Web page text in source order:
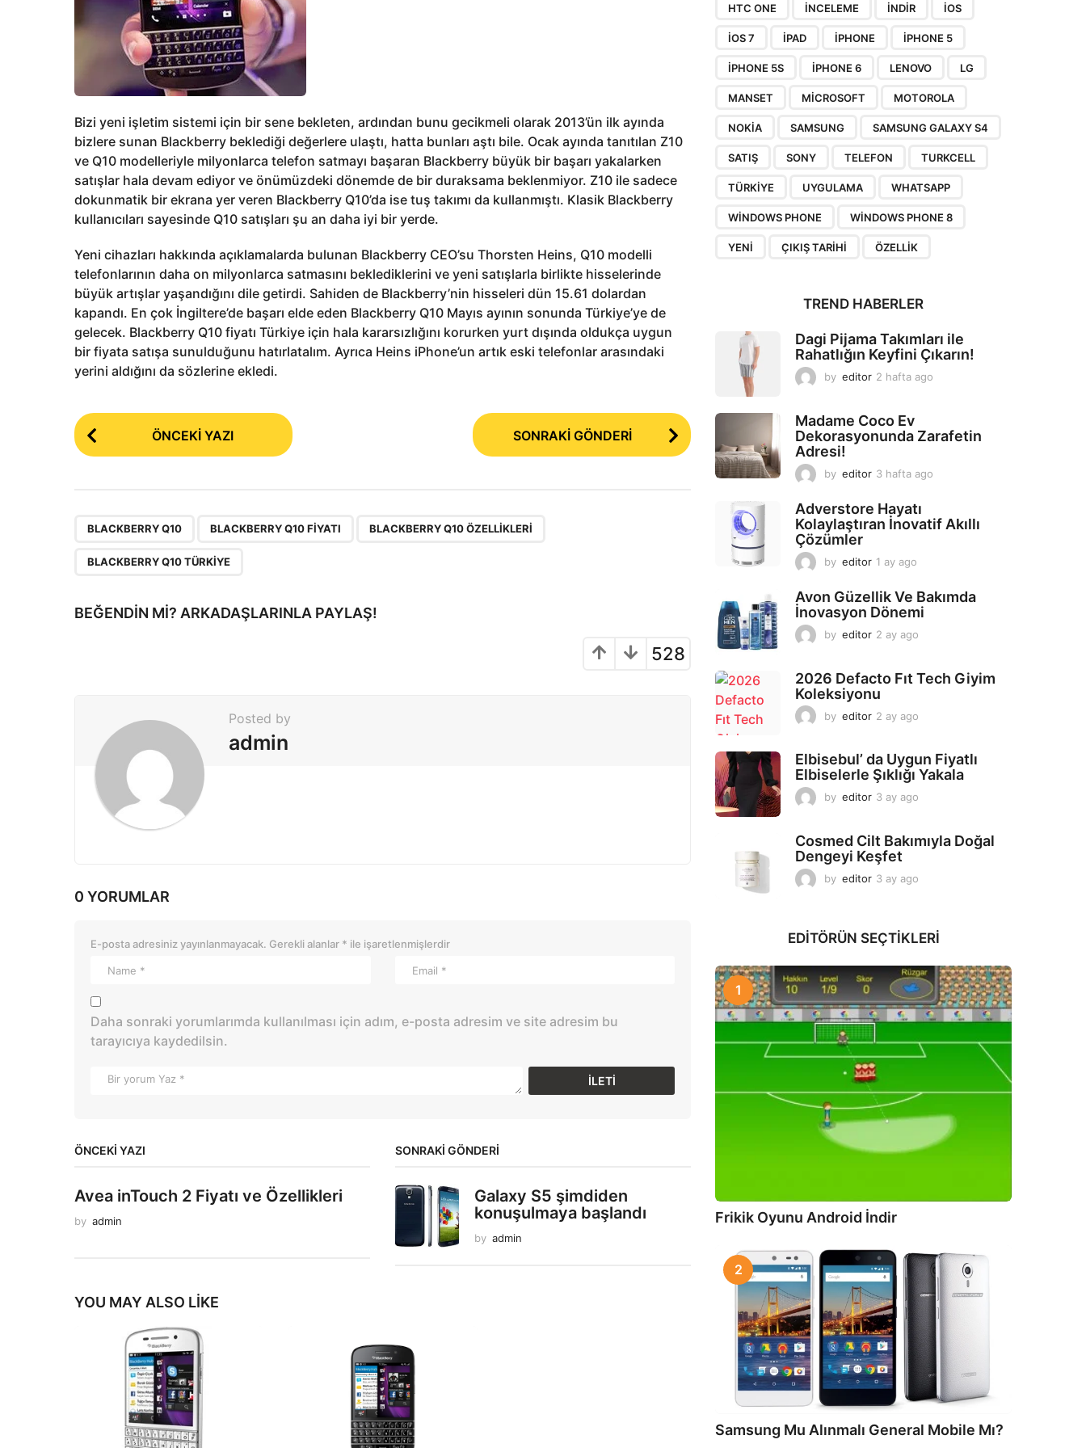
Bizi yeni işletim sistemi için bir sene bekleten, ardından bunu gecikmeli olarak 2013’ün ilk ayında
bizlere sunan Blackberry beklediği değerlere ulaştı, hatta bunları aştı bile. Ocak ayında tanıtılan Z10
ve Q10 modelleriyle milyonlarca telefon satmayı başaran Blackberry büyük bir başarı yakalarken
satışlar hala devam ediyor ve önümüzdeki dönemde de bir duraksama beklenmiyor. Z10 ile sadece
dokunmatik bir ekrana yer veren Blackberry Q10’da ise tuş takımı da kullanmıştı. Klasik Blackberry
kullanıcıları sayesinde Q10 satışları şu an daha iyi bir yerde.
Yeni cihazları hakkında açıklamalarda bulunan Blackberry CEO’su Thorsten Heins, Q10 modelli
telefonlarının daha on milyonlarca satmasını beklediklerini ve yeni satışlarla birlikte hisselerinde
büyük artışlar yaşandığını dile getirdi. Sahiden de Blackberry’nin hisseleri dün 15.61 dolardan
kapandı. En çok İngiltere’de başarı elde eden Blackberry Q10 Mayıs ayının sonunda Türkiye’ye de
gelecek. Blackberry Q10 fiyatı Türkiye için hala kararsızlığını korurken yurt dışında oldukça uygun
bir fiyata satışa sunulduğunu hatırlatalım. Ayrıca Heins iPhone’un artık eski telefonlar arasındaki
yerini aldığını da sözlerine ekledi.
P
o
P
i
ÖNCEKI YAZI SONRAKİ GÖNDERİ
BLACKBERRY Q10 BLACKBERRY Q10 FIYATI BLACKBERRY Q10 ÖZELLIKLERI
BLACKBERRY Q10 TÜRKIYE
BEĞENDIN MI? ARKADAŞLARINLA PAYLAŞ!
528
Posted by
admin
0 YORUMLAR
E-posta adresiniz yayınlanmayacak. Gerekli alanlar * ile işaretlenmişlerdir
Daha sonraki yorumlarımda kullanılması için adım, e-posta adresim ve site adresim bu
tarayıcıya kaydedilsin.
ÖNCEKI YAZI
Avea inTouch 2 Fiyatı ve Özellikleri
by admin
SONRAKİ GÖNDERİ
Galaxy S5 şimdiden
konuşulmaya başlandı
by admin
YOU MAY ALSO LIKE
HTC ONE INCELEME INDIR IOS
IOS 7 IPAD IPHONE IPHONE 5
IPHONE 5S IPHONE 6 LENOVO LG
MANSET MICROSOFT MOTOROLA
NOKIA SAMSUNG SAMSUNG GALAXY S4
SATIŞ SONY TELEFON TURKCELL
TÜRKIYE UYGULAMA WHATSAPP
WINDOWS PHONE WINDOWS PHONE 8
YENI ÇIKIŞ TARIHI ÖZELLIK
TREND HABERLER
Dagi Pijama Takımları ile
Rahatlığın Keyfini Çıkarın!
by editor 2 hafta ago
g
Madame Coco Ev
Dekorasyonunda Zarafetin
Adresi!
by editor 3 hafta ago
a
Adverstore Hayatı
Kolaylaştıran İnovatif Akıllı
Çözümler
by editor 1 ay ago
y
a
o
Avon Güzellik Ve Bakımda
İnovasyon Dönemi
by editor 2 ay ago
2026 Defacto Fıt Tech Giyim
Koleksiyonu
by editor 2 ay ago
a
g
Elbisebul’ da Uygun Fiyatlı
Elbiselerle Şıklığı Yakala
by editor 3 ay ago
a
Cosmed Cilt Bakımıyla Doğal
Dengeyi Keşfet
by editor 3 ay ago
g
EDITÖRÜN SEÇTIKLERI
1
Frikik Oyunu Android İndir
2
Samsung Mu Alınmalı General Mobile Mı?